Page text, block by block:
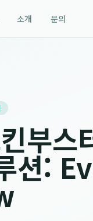
소개 문의
부스
션: